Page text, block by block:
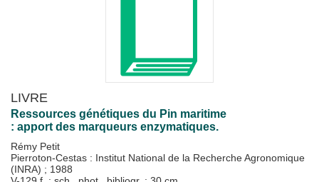
LIVRE
Ressources génétiques du Pin maritime
: apport des marqueurs enzymatiques.
Rémy Petit
Pierroton-Cestas : Institut National de la Recherche Agronomique
(INRA) ; 1988